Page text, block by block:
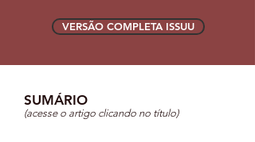
VERSÃO COMPLETA ISSUU
SUMÁRIO​
(acesse o artigo clicando no título)